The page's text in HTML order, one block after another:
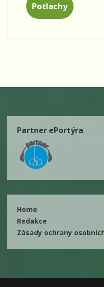
Potlachy
Partner ePortýra
Home
Redakce
Zásady ochrany